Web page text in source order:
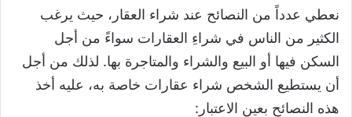
نعطي عدداً من النصائح عند شراء العقار، حيث يرغب
الكثير من الناس في شراءِ العقارات سواءً من أجل
السكن فيها أو البيع والشراء والمتاجرة بها. لذلك من أجل
أن يستطيع الشخص شراء عقارات خاصة به، عليه أخذ
هذه النصائح بعين الاعتبار: